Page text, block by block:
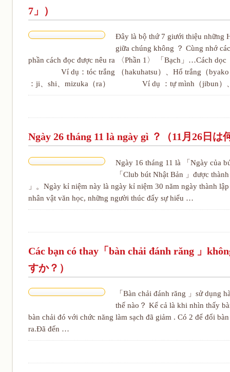
7」）
Đây là bộ thứ 7 giưới thiệu những
giữa chúng không ？ Cùng nhớ
phần cách đọc được nêu ra 〈Phần 1〉 「Bạch」…Cách
Ví dụ：tóc trắng （hakuhatsu）、Hổ trắng（byako
：ji、shi、mizuka（ra） Ví dụ ：tự mình（jibun）
Ngày 26 tháng 11 là ngày gì ？（11月26日は
Ngày 16 tháng 11 là 「Ngày của
「Club bút Nhật Bản 」được
」。Ngày kỉ niệm này là ngày kỉ niệm 30 năm ngày thành
nhân vật văn học, những người thúc đẩy sự hiểu …
Các bạn có thay「bàn chải đánh răng 」
すか？）
「Bàn chải đánh răng 」sử dụng
thế nào？ Kể cả là khi nhìn thấy
bàn chải đó với chức năng làm sạch đã giảm . Có 2 để đổi
ra.Đã đến …